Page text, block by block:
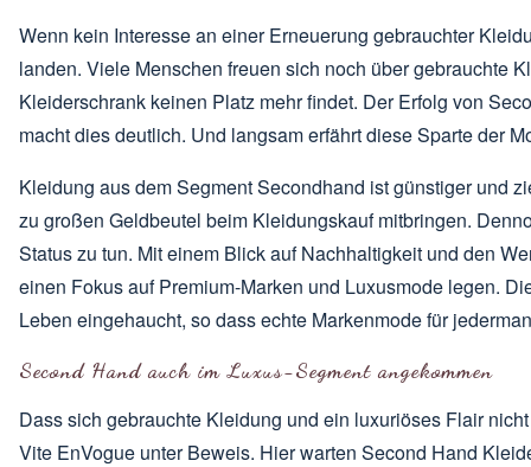
Wenn kein Interesse an einer Erneuerung gebrauchter
landen. Viele Menschen freuen sich noch über gebrauchte
Kleiderschrank keinen Platz mehr findet. Der Erfolg von
macht dies deutlich. Und langsam erfährt diese Sparte der
Kleidung aus dem Segment Secondhand ist günstiger und
zu großen Geldbeutel beim Kleidungskauf mitbringen.
Status zu tun. Mit einem Blick auf Nachhaltigkeit und den
einen Fokus auf Premium-Marken und Luxusmode legen.
Leben eingehaucht, so dass echte Markenmode für
Second Hand auch im Luxus-Segment angekommen
Dass sich gebrauchte Kleidung und ein luxuriöses Flair
Vite EnVogue unter Beweis. Hier warten Second Hand